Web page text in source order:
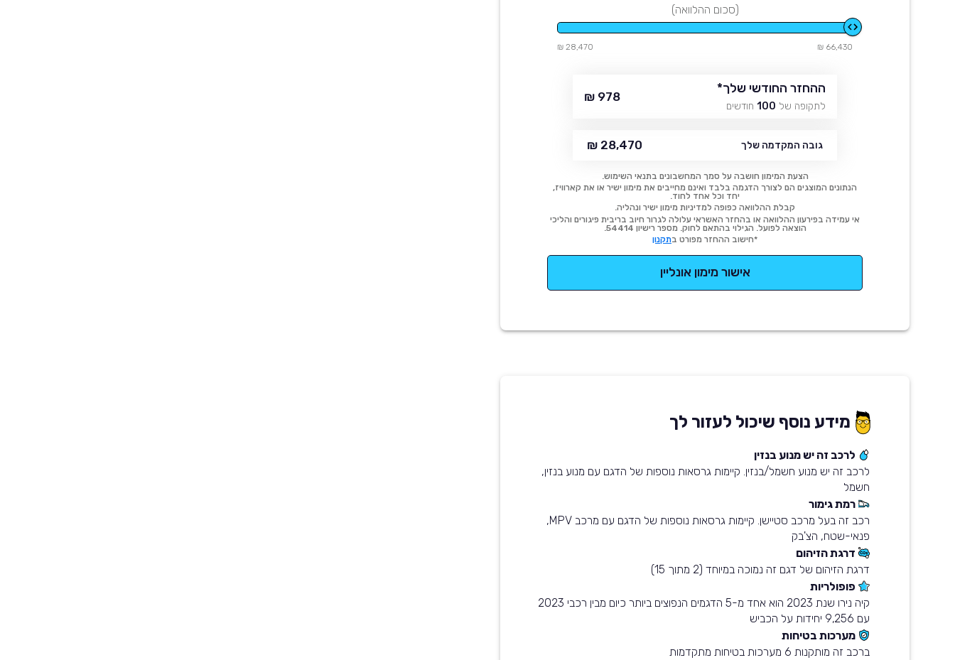
(סכום ההלוואה)
66,430 ₪
28,470 ₪
ההחזר החודשי שלך*
לתקופה של 100 חודשים
978 ₪
גובה המקדמה שלך 28,470 ₪
הצעת המימון חושבה על סמך המחשבונים בתנאי השימוש.
הנתונים המוצגים הם לצורך הדגמה בלבד ואינם מחייבים את מימון ישיר או את קארוויז,
יחד וכל אחד לחוד.
קבלת ההלוואה כפופה למדיניות מימון ישיר ונהליה.
אי עמידה בפירעון ההלוואה או בהחזר האשראי עלולה לגרור חיוב בריבית פיגורים והליכי
הוצאה לפועל. הגילוי בהתאם לחוק. מספר רישיון 54414.
*חישוב ההחזר מפורט בתקנון
אישור מימון אונליין
מידע נוסף שיכול לעזור לך
לרכב זה יש מנוע בנזין
לרכב זה יש מנוע חשמל/בנזין. קיימות גרסאות נוספות של הדגם עם מנוע בנזין,
חשמל
רמת גימור
רכב זה בעל מרכב סטיישן. קיימות גרסאות נוספות של הדגם עם מרכב MPV,
פנאי-שטח, הצ'בק
דרגת הזיהום
דרגת הזיהום של דגם זה נמוכה במיוחד (2 מתוך 15)
פופולריות
קיה נירו שנת 2023 הוא אחד מ-5 הדגמים הנפוצים ביותר כיום מבין רכבי 2023
עם 9,256 יחידות על הכביש
מערכות בטיחות
ברכב זה מותקנות 6 מערכות בטיחות מתקדמות